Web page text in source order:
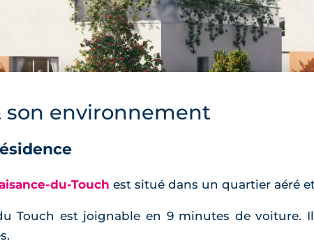
son environnement
du-Touch est situé dans un quartier aéré
Touch est joignable en 9 minutes de